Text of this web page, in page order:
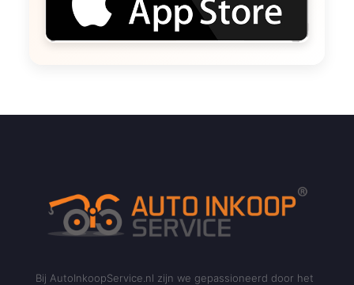
Bij AutoInkoopService.nl zijn we gepassioneerd door het